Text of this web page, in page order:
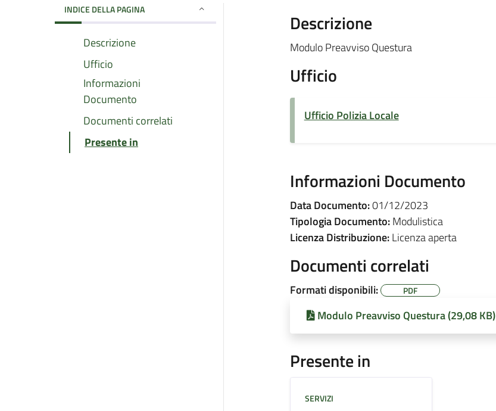
INDICE DELLA PAGINA
Descrizione
Ufficio
Informazioni
Documento
Documenti correlati
Presente in
Descrizione
Modulo Preavviso Questura
Ufficio
Ufficio Polizia Locale
Informazioni Documento
Data Documento:01/12/2023
Tipologia Documento:Modulistica
Licenza Distribuzione:Licenza aperta
Documenti correlati
Formati disponibili: PDF
Modulo Preavviso Questura (29,08 KB)
Presente in
SERVIZI